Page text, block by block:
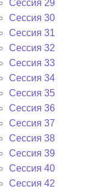
Сессия 29
Сессия 30
Сессия 31
Сессия 32
Сессия 33
Сессия 34
Сессия 35
Сессия 36
Сессия 37
Сессия 38
Сессия 39
Сессия 40
Сессия 42